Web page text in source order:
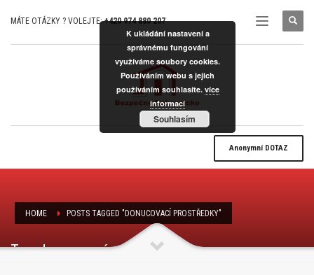
MÁTE OTÁZKY ? VOLEJTE:+420 974 880 207
AnonymníDOTAZ
HOME POSTS TAGGED "DONUCOVACÍ PROSTŘEDKY"
Tag: donucovací prostředky
K ukládání nastavení a
správnému fungování
využíváme soubory cookies.
Používáním webu s jejich
používáním souhlasíte. více
informací
Souhlasím